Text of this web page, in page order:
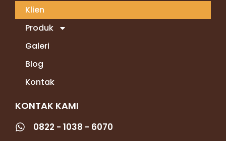
Klien
Produk
Galeri
Blog
Kontak
KONTAK KAMI
0822 - 1038 - 6070